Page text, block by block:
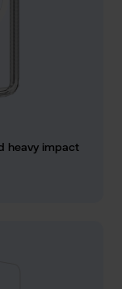
heavy impact